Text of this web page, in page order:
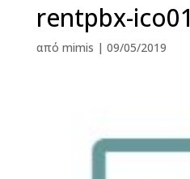
rentpbx-ico01
από mimis | 09/05/2019